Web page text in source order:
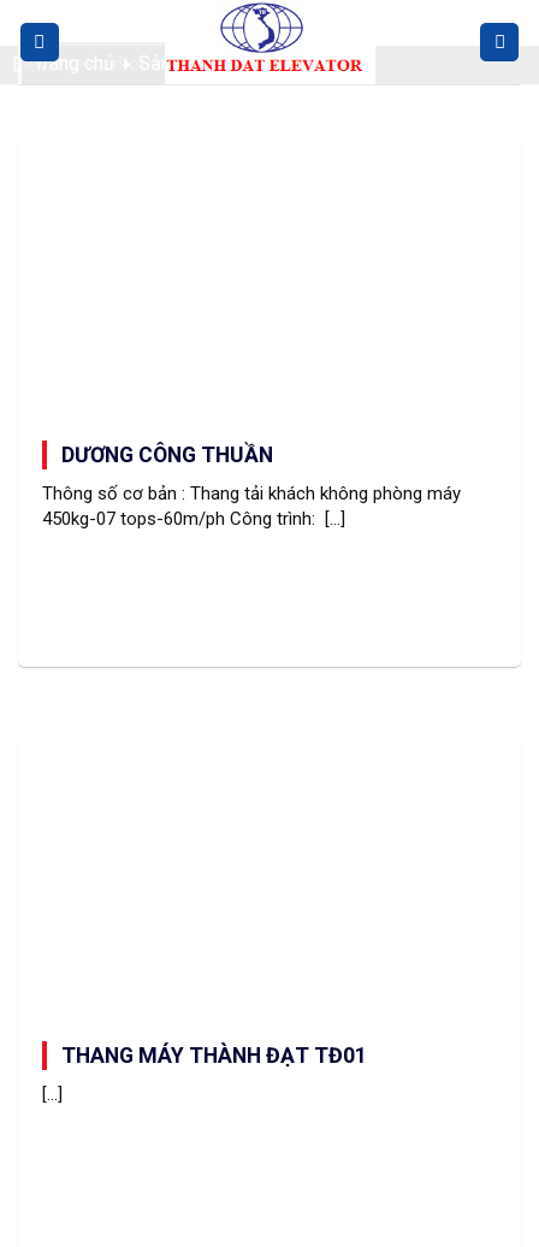
Elevator-market-in-the-world.jpg
Trang chủ Sản phẩm
DƯƠNG CÔNG THUẦN
Thông số cơ bản : Thang tải khách không phòng máy
450kg-07 tops-60m/ph Công trình: [...]
THANG MÁY THÀNH ĐẠT TĐ01
[...]